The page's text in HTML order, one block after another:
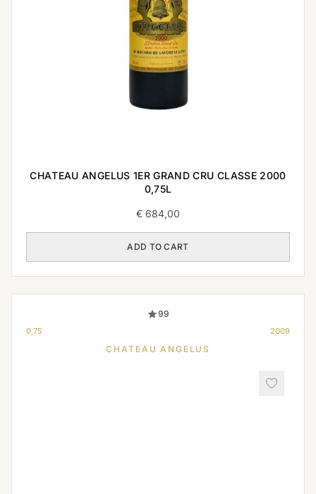
CHATEAU ANGELUS 1ER GRAND CRU CLASSE 2000
0,75L
€ 684,00
ADD TO CART
99
0,75 2009
CHATEAU ANGELUS